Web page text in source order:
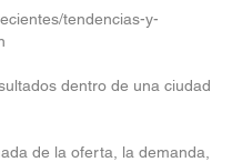
tendencias-y-
dentro de una ciudad
de la oferta, la demanda,